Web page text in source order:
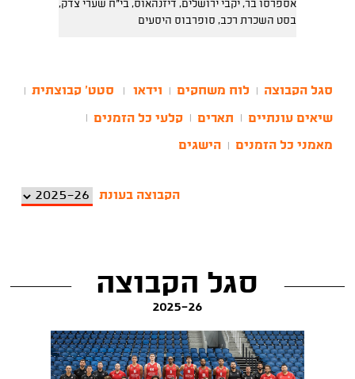
אספרסו בר, יקבי ירושלים, דיזנהאוס, בי"ח שערי צדק,
בסט השכרת רכב, סופרבוס היסעים
סגל הקבוצה לוח משחקים וידאו סטט' קבוצתית
שיאים עונתיים תארים קלעי כל הזמנים
מאמני כל הזמנים הישגים
הקבוצה בעונת
סגל הקבוצה
2025-26